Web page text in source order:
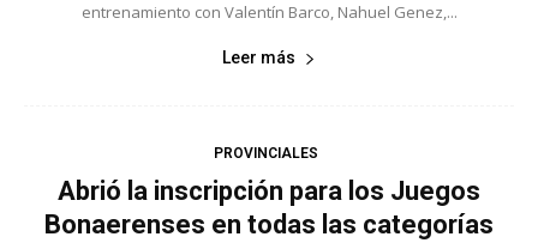
entrenamiento con Valentín Barco, Nahuel Genez,...
Leer más
PROVINCIALES
Abrió la inscripción para los Juegos
Bonaerenses en todas las categorías